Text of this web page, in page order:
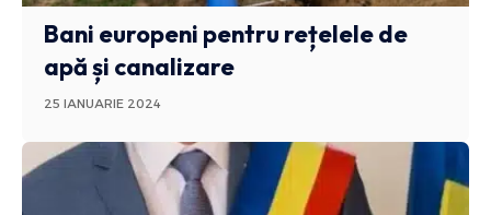
Bani europeni pentru rețelele de
apă și canalizare
25 IANUARIE 2024